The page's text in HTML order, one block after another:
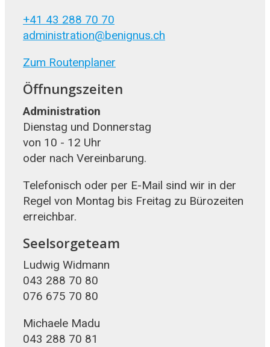
+41 43 288 70 70
administration@benignus.ch
Zum Routenplaner
Öffnungszeiten
Administration
Dienstag und Donnerstag
von 10 - 12 Uhr
oder nach Vereinbarung.
Telefonisch oder per E-Mail sind wir in der
Regel von Montag bis Freitag zu Bürozeiten
erreichbar.
Seelsorgeteam
Ludwig Widmann
043 288 70 80
076 675 70 80
Michaele Madu
043 288 70 81